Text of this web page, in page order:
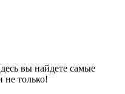
вы найдете самые
не только!